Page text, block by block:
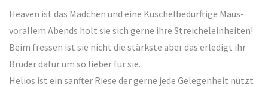
Heaven ist das Mädchen und eine Kuschelbedürftige Maus-
vorallem Abends holt sie sich gerne ihre Streicheleinheiten!
Beim fressen ist sie nicht die stärkste aber das erledigt ihr
Bruder dafür um so lieber für sie.
Helios ist ein sanfter Riese der gerne jede Gelegenheit nützt